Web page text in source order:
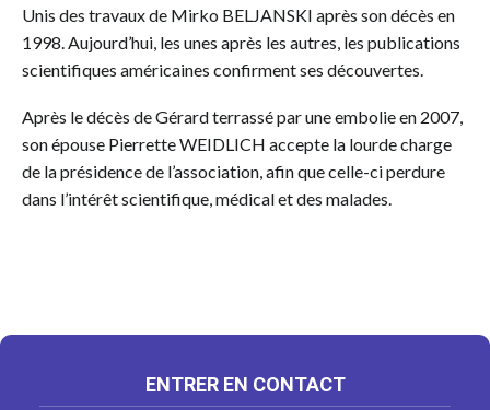
Unis des travaux de Mirko BELJANSKI après son décès en
1998. Aujourd’hui, les unes après les autres, les publications
scientifiques américaines confirment ses découvertes.
Après le décès de Gérard terrassé par une embolie en 2007,
son épouse Pierrette WEIDLICH accepte la lourde charge
de la présidence de l’association, afin que celle-ci perdure
dans l’intérêt scientifique, médical et des malades.
ENTRER EN CONTACT